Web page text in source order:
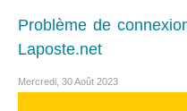
Problème de
Laposte.net
Mercredi, 30 Août 2023